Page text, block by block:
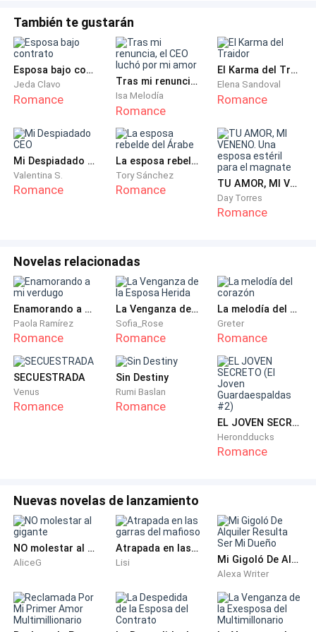
día serás libre para encamarte con quien quieras, y en
donde quieras —anuncia la mujer sacándose el anillo
de compromiso del dedo y lanzándola encima de la
mesada.
—¡No puedes estar hablando en serio, Julieta! ¡La
prensa me destrozaría, sabes que estoy a punto de
tener el pase a Europa, esto podría echarme a perder
todo, por favor! —suplica el hombre con temor en los
—Ese no es mi problema, ¡Ahora vete de mi casa! —
anuncia Julieta deseando ya no tener que seguir
soportando su repugnante presencia.
—Julieta… por favor… —susurra Pablo sintiendo un
caro de lo que se podría haber imaginado.
Ahora vete antes de que llame a seguridad para que
te ayude a hacerlo —anuncia la mujer aguantando las
También te gustarán
Esposa bajo contrato
Jeda Clavo
Romance
Tras mi renuncia, el CEO luchó por mi amor
Isa Melodía
Romance
El Karma del Traidor
Elena Sandoval
Romance
Mi Despiadado CEO
Valentina S.
Romance
La esposa rebelde del Árabe
Tory Sánchez
Romance TU AMOR, MI VENENO. Una esposa estéril para el magnate
Day Torres
Romance
Novelas relacionadas
Enamorando a mi verdugo
Paola Ramírez
Romance
La Venganza de la Esposa Herida
Sofia_Rose
Romance
La melodía del corazón
Greter
Romance
SECUESTRADA
Venus
Romance
Sin Destiny
Rumi Baslan
Romance
EL JOVEN SECRETO (El Joven Guardaespaldas #2)
Herondducks
Romance
Nuevas novelas de lanzamiento
NO molestar al gigante
AliceG
Atrapada en las garras del mafioso
Lisi Mi Gigoló De Alquiler Resulta Ser Mi Dueño
Alexa Writer